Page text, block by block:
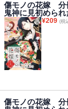
傷モノの花嫁 分
鬼神に見初められ
¥209 (税
傷モノの花嫁 分